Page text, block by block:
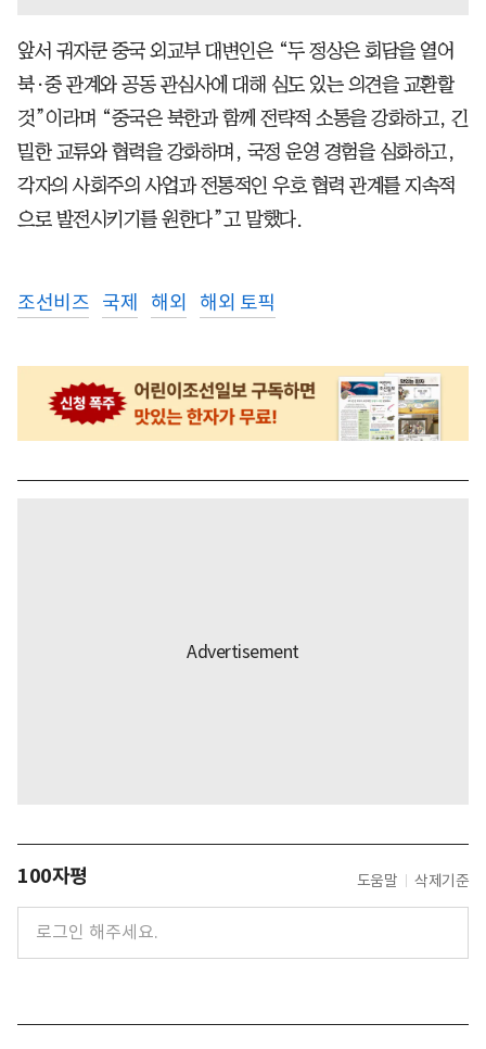
앞서 궈자쿤 중국 외교부 대변인은 “두 정상은 회담을 열어
북·중 관계와 공동 관심사에 대해 심도 있는 의견을 교환할
것”이라며 “중국은 북한과 함께 전략적 소통을 강화하고, 긴
밀한 교류와 협력을 강화하며, 국정 운영 경험을 심화하고,
각자의 사회주의 사업과 전통적인 우호 협력 관계를 지속적
으로 발전시키기를 원한다”고 말했다.
조선비즈 국제 해외 해외 토픽
100자평 도움말 삭제기준